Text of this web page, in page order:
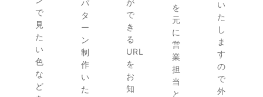
で
見
た
い
色
な
ど
パ
タ
ー
ン
制
作
い
た
が
で
き
る
URL
を
お
知
を
元
に
営
業
担
当
と
い
た
し
ま
す
の
で
外